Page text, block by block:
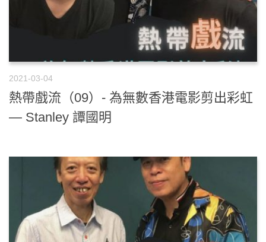
2021-03-04
熱帶戲流（09）- 為無數香港電影剪出彩虹
— Stanley 譚國明